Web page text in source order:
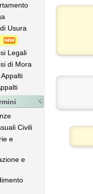
Usura
Legali
di Mora
Civili
e
e